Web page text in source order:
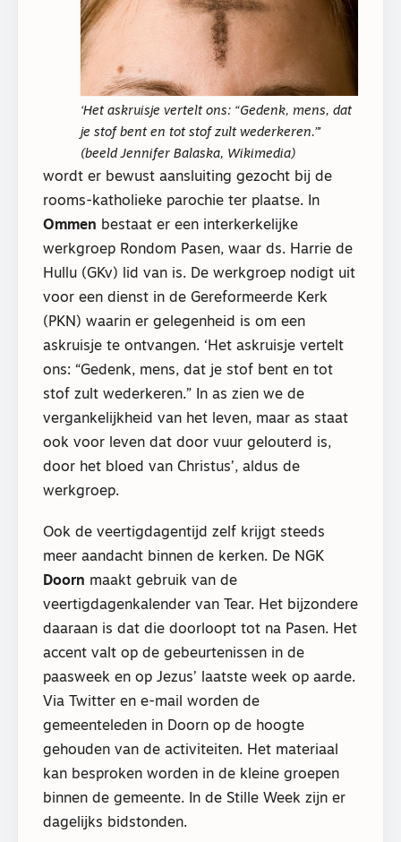
‘Het askruisje vertelt ons: “Gedenk, mens, dat
je stof bent en tot stof zult wederkeren.”’
(beeld Jennifer Balaska, Wikimedia)
wordt er bewust aansluiting gezocht bij de
rooms-katholieke parochie ter plaatse. In
Ommen bestaat er een interkerkelijke
werkgroep Rondom Pasen, waar ds. Harrie de
Hullu (GKv) lid van is. De werkgroep nodigt uit
voor een dienst in de Gereformeerde Kerk
(PKN) waarin er gelegenheid is om een
askruisje te ontvangen. ‘Het askruisje vertelt
ons: “Gedenk, mens, dat je stof bent en tot
stof zult wederkeren.” In as zien we de
vergankelijkheid van het leven, maar as staat
ook voor leven dat door vuur gelouterd is,
door het bloed van Christus’, aldus de
werkgroep.
Ook de veertigdagentijd zelf krijgt steeds
meer aandacht binnen de kerken. De NGK
Doorn maakt gebruik van de
veertigdagenkalender van Tear. Het bijzondere
daaraan is dat die doorloopt tot na Pasen. Het
accent valt op de gebeurtenissen in de
paasweek en op Jezus’ laatste week op aarde.
Via Twitter en e-mail worden de
gemeenteleden in Doorn op de hoogte
gehouden van de activiteiten. Het materiaal
kan besproken worden in de kleine groepen
binnen de gemeente. In de Stille Week zijn er
dagelijks bidstonden.